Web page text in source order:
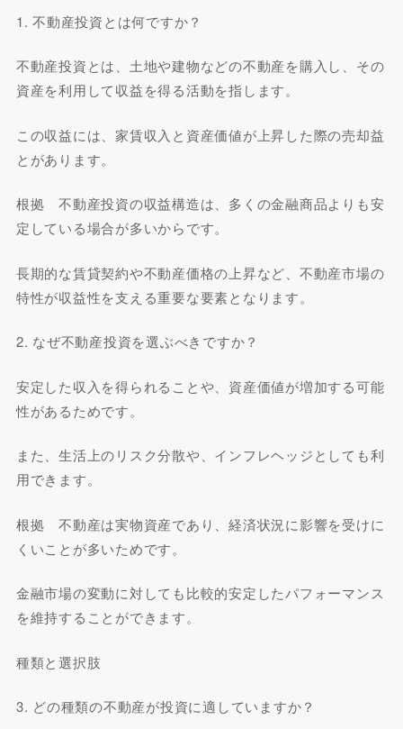
1. 不動産投資とは何ですか？
不動産投資とは、土地や建物などの不動産を購入し、その
資産を利用して収益を得る活動を指します。
この収益には、家賃収入と資産価値が上昇した際の売却益
とがあります。
根拠 不動産投資の収益構造は、多くの金融商品よりも安
定している場合が多いからです。
長期的な賃貸契約や不動産価格の上昇など、不動産市場の
特性が収益性を支える重要な要素となります。
2. なぜ不動産投資を選ぶべきですか？
安定した収入を得られることや、資産価値が増加する可能
性があるためです。
また、生活上のリスク分散や、インフレヘッジとしても利
用できます。
根拠 不動産は実物資産であり、経済状況に影響を受けに
くいことが多いためです。
金融市場の変動に対しても比較的安定したパフォーマンス
を維持することができます。
種類と選択肢
3. どの種類の不動産が投資に適していますか？